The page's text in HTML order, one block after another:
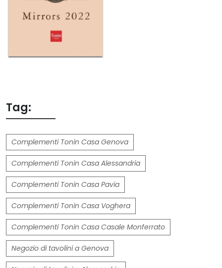
Tag:
Complementi Tonin Casa Genova
Complementi Tonin Casa Alessandria
Complementi Tonin Casa Pavia
Complementi Tonin Casa Voghera
Complementi Tonin Casa Casale Monferrato
Negozio di tavolini a Genova